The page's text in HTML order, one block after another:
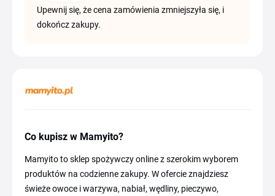
Upewnij się, że cena zamówienia zmniejszyła się, i
dokończ zakupy.
Co kupisz w Mamyito?
Mamyito to sklep spożywczy online z szerokim wyborem
produktów na codzienne zakupy. W ofercie znajdziesz
świeże owoce i warzywa, nabiał, wędliny, pieczywo,